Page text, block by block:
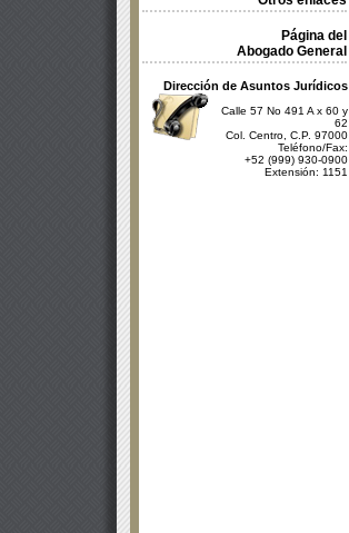
Página del
Abogado General
Dirección de Asuntos Jurídicos
Calle 57 No 491 A x 60 y
62
Col. Centro, C.P. 97000
Teléfono/Fax:
+52 (999) 930-0900
Extensión: 1151